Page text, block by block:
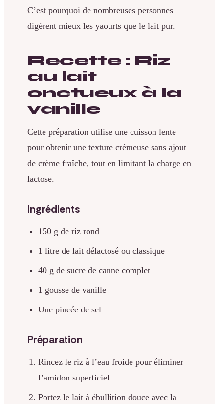
C’est pourquoi de nombreuses personnes
digèrent mieux les yaourts que le lait pur.
Recette : Riz
au lait
onctueux à la
vanille
Cette préparation utilise une cuisson lente
pour obtenir une texture crémeuse sans ajout
de crème fraîche, tout en limitant la charge en
lactose.
Ingrédients
150 g de riz rond
1 litre de lait délactosé ou classique
40 g de sucre de canne complet
1 gousse de vanille
Une pincée de sel
Préparation
Rincez le riz à l’eau froide pour éliminer
l’amidon superficiel.
Portez le lait à ébullition douce avec la